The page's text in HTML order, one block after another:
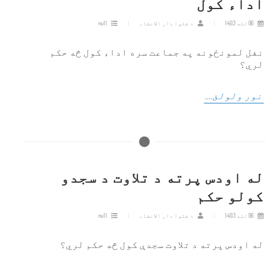
06 تله 1403 د فتوا دار الانشاء
نفل لمونځونه په جماعت سره اداء کول څه حکم
لري؟
نور ولولئ....
له اودس پرته د تلاوت د سجدو
کولو حکم
06 تله 1403 د فتوا دار الانشاء
له اودس پرته د تلاوت سجدې کول څه حکم لري؟